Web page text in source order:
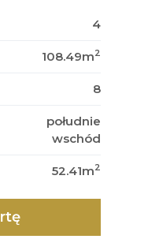
4
108.49m2
8
południe
wschód
52.41m2